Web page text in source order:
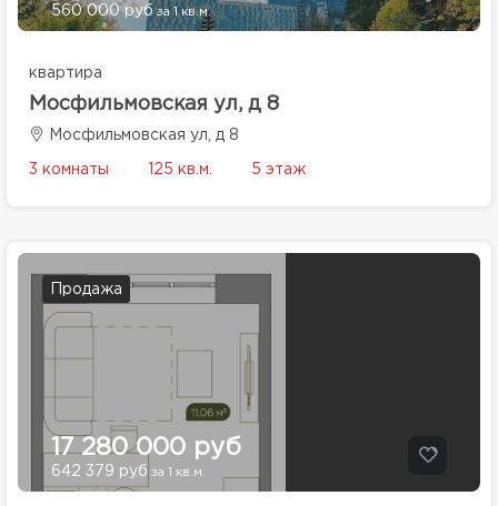
560 000 рубза 1 кв.м.
квартира
Мосфильмовская ул, д 8
Мосфильмовская ул, д 8
3 комнаты 125 кв.м. 5 этаж
Продажа
17 280 000 руб
642 379 руб за 1 кв.м.